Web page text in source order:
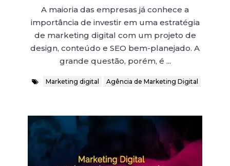
A maioria das empresas já conhece a
importância de investir em uma estratégia
de marketing digital com um projeto de
design, conteúdo e SEO bem-planejado. A
grande questão, porém, é ...
Marketing digital Agência de Marketing Digital